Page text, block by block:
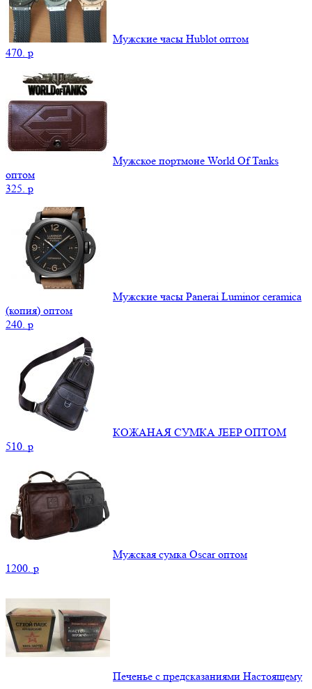
Мужские часы Hublot оптом
470. p
Мужское портмоне World Of Tanks
оптом
325. p
Мужские часы Panerai Luminor ceramica
(копия) оптом
240. p
КОЖАНАЯ СУМКА JEEP ОПТОМ
510. p
Мужская сумка Oscar оптом
1200. p
Печенье с предсказаниями Настоящему